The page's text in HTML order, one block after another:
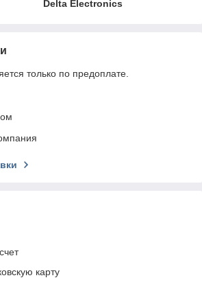
Delta Electronics
только по предоплате.
карту